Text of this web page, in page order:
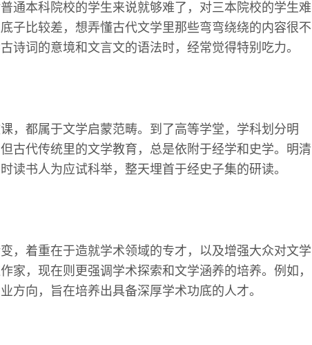
通本科院校的学生来说就够难了，对三本院校的学生难
子比较差，想弄懂古代文学里那些弯弯绕绕的内容很不
诗词的意境和文言文的语法时，经常觉得特别吃力。
，都属于文学启蒙范畴。到了高等学堂，学科划分明
古代传统里的文学教育，总是依附于经学和史学。明清
读书人为应试科举，整天埋首于经史子集的研读。
，着重在于造就学术领域的专才，以及增强大众对文学
家，现在则更强调学术探索和文学涵养的培养。例如，
方向，旨在培养出具备深厚学术功底的人才。